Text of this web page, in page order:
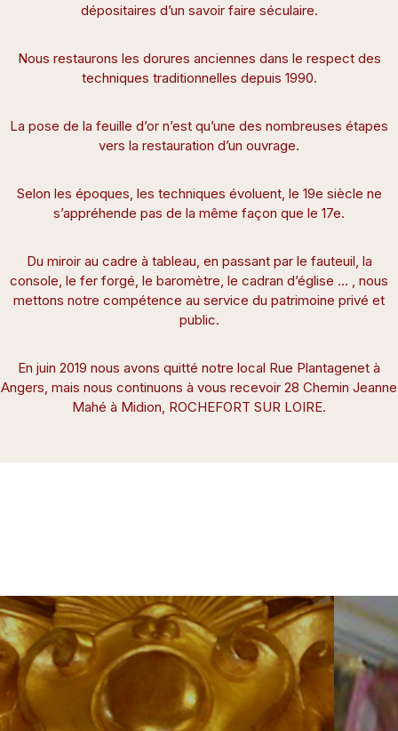
dépositaires d’un savoir faire séculaire.
Nous restaurons les dorures anciennes dans le respect des
techniques traditionnelles depuis 1990.
La pose de la feuille d’or n’est qu’une des nombreuses étapes
vers la restauration d’un ouvrage.
Selon les époques, les techniques évoluent, le 19e siècle ne
s’appréhende pas de la même façon que le 17e.
Du miroir au cadre à tableau, en passant par le fauteuil, la
console, le fer forgé, le baromètre, le cadran d’église … , nous
mettons notre compétence au service du patrimoine privé et
public.
En juin 2019 nous avons quitté notre local Rue Plantagenet à
Angers, mais nous continuons à vous recevoir 28 Chemin Jeanne
Mahé à Midion, ROCHEFORT SUR LOIRE.